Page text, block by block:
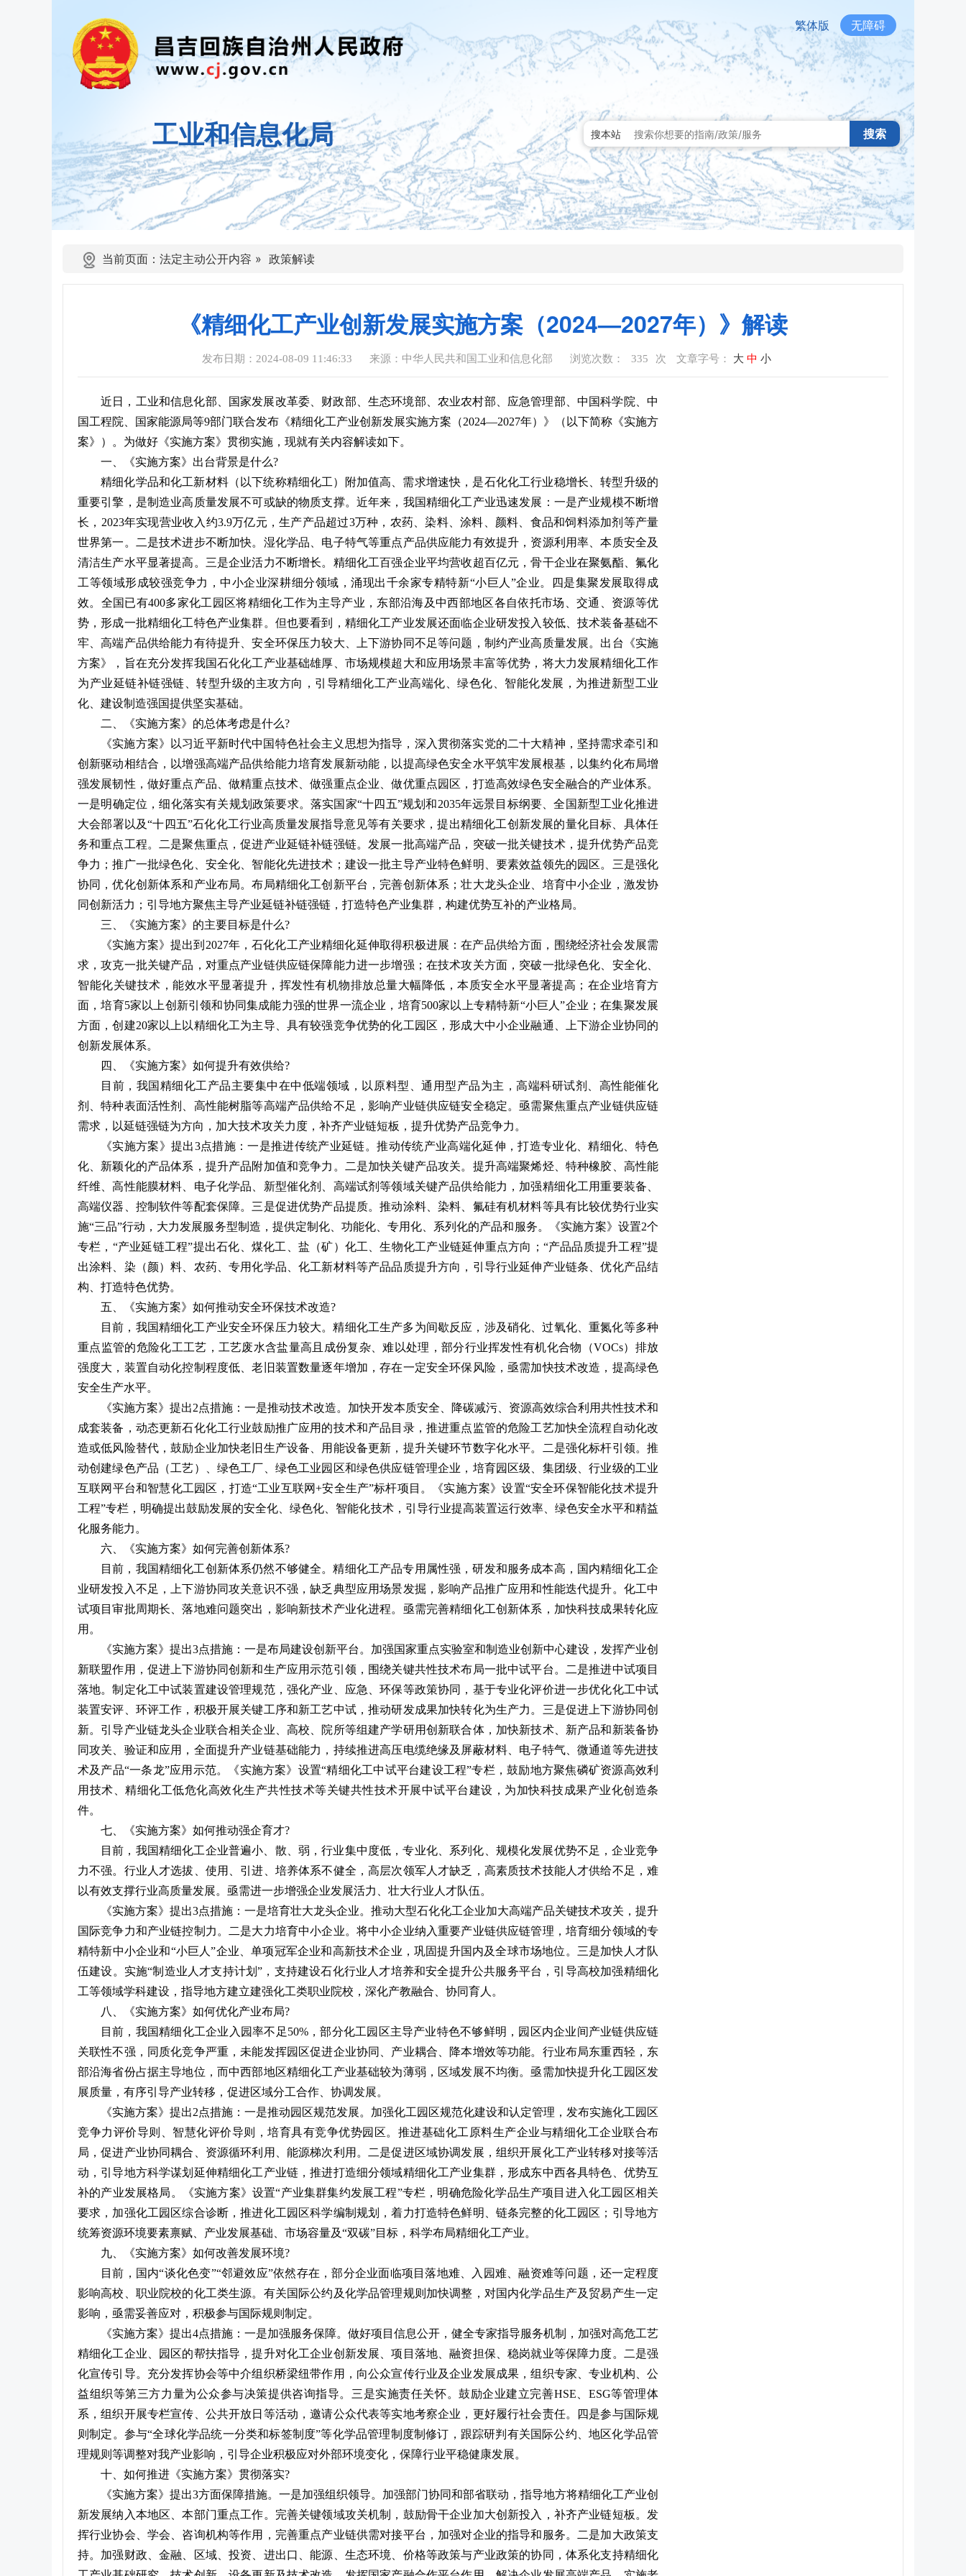
繁体版 无障碍
工业和信息化局 搜本站 搜索
当前页面： 法定主动公开内容 » 政策解读
《精细化工产业创新发展实施方案（2024—2027年）》解读
发布日期：2024-08-09 11:46:33 来源：中华人民共和国工业和信息化部 浏览次数： 335 次 文章字号： 大 中 小
近日，工业和信息化部、国家发展改革委、财政部、生态环境部、农业农村部、应急管理部、中国科学院、中
国工程院、国家能源局等9部门联合发布《精细化工产业创新发展实施方案（2024—2027年）》（以下简称《实施方
案》）。为做好《实施方案》贯彻实施，现就有关内容解读如下。
一、《实施方案》出台背景是什么?
精细化学品和化工新材料（以下统称精细化工）附加值高、需求增速快，是石化化工行业稳增长、转型升级的
重要引擎，是制造业高质量发展不可或缺的物质支撑。近年来，我国精细化工产业迅速发展：一是产业规模不断增
长，2023年实现营业收入约3.9万亿元，生产产品超过3万种，农药、染料、涂料、颜料、食品和饲料添加剂等产量
世界第一。二是技术进步不断加快。湿化学品、电子特气等重点产品供应能力有效提升，资源利用率、本质安全及
清洁生产水平显著提高。三是企业活力不断增长。精细化工百强企业平均营收超百亿元，骨干企业在聚氨酯、氟化
工等领域形成较强竞争力，中小企业深耕细分领域，涌现出千余家专精特新“小巨人”企业。四是集聚发展取得成
效。全国已有400多家化工园区将精细化工作为主导产业，东部沿海及中西部地区各自依托市场、交通、资源等优
势，形成一批精细化工特色产业集群。但也要看到，精细化工产业发展还面临企业研发投入较低、技术装备基础不
牢、高端产品供给能力有待提升、安全环保压力较大、上下游协同不足等问题，制约产业高质量发展。出台《实施
方案》，旨在充分发挥我国石化化工产业基础雄厚、市场规模超大和应用场景丰富等优势，将大力发展精细化工作
为产业延链补链强链、转型升级的主攻方向，引导精细化工产业高端化、绿色化、智能化发展，为推进新型工业
化、建设制造强国提供坚实基础。
二、《实施方案》的总体考虑是什么?
《实施方案》以习近平新时代中国特色社会主义思想为指导，深入贯彻落实党的二十大精神，坚持需求牵引和
创新驱动相结合，以增强高端产品供给能力培育发展新动能，以提高绿色安全水平筑牢发展根基，以集约化布局增
强发展韧性，做好重点产品、做精重点技术、做强重点企业、做优重点园区，打造高效绿色安全融合的产业体系。
一是明确定位，细化落实有关规划政策要求。落实国家“十四五”规划和2035年远景目标纲要、全国新型工业化推进
大会部署以及“十四五”石化化工行业高质量发展指导意见等有关要求，提出精细化工创新发展的量化目标、具体任
务和重点工程。二是聚焦重点，促进产业延链补链强链。发展一批高端产品，突破一批关键技术，提升优势产品竞
争力；推广一批绿色化、安全化、智能化先进技术；建设一批主导产业特色鲜明、要素效益领先的园区。三是强化
协同，优化创新体系和产业布局。布局精细化工创新平台，完善创新体系；壮大龙头企业、培育中小企业，激发协
同创新活力；引导地方聚焦主导产业延链补链强链，打造特色产业集群，构建优势互补的产业格局。
三、《实施方案》的主要目标是什么?
《实施方案》提出到2027年，石化化工产业精细化延伸取得积极进展：在产品供给方面，围绕经济社会发展需
求，攻克一批关键产品，对重点产业链供应链保障能力进一步增强；在技术攻关方面，突破一批绿色化、安全化、
智能化关键技术，能效水平显著提升，挥发性有机物排放总量大幅降低，本质安全水平显著提高；在企业培育方
面，培育5家以上创新引领和协同集成能力强的世界一流企业，培育500家以上专精特新“小巨人”企业；在集聚发展
方面，创建20家以上以精细化工为主导、具有较强竞争优势的化工园区，形成大中小企业融通、上下游企业协同的
创新发展体系。
四、《实施方案》如何提升有效供给?
目前，我国精细化工产品主要集中在中低端领域，以原料型、通用型产品为主，高端科研试剂、高性能催化
剂、特种表面活性剂、高性能树脂等高端产品供给不足，影响产业链供应链安全稳定。亟需聚焦重点产业链供应链
需求，以延链强链为方向，加大技术攻关力度，补齐产业链短板，提升优势产品竞争力。
《实施方案》提出3点措施：一是推进传统产业延链。推动传统产业高端化延伸，打造专业化、精细化、特色
化、新颖化的产品体系，提升产品附加值和竞争力。二是加快关键产品攻关。提升高端聚烯烃、特种橡胶、高性能
纤维、高性能膜材料、电子化学品、新型催化剂、高端试剂等领域关键产品供给能力，加强精细化工用重要装备、
高端仪器、控制软件等配套保障。三是促进优势产品提质。推动涂料、染料、氟硅有机材料等具有比较优势行业实
施“三品”行动，大力发展服务型制造，提供定制化、功能化、专用化、系列化的产品和服务。《实施方案》设置2个
专栏，“产业延链工程”提出石化、煤化工、盐（矿）化工、生物化工产业链延伸重点方向；“产品品质提升工程”提
出涂料、染（颜）料、农药、专用化学品、化工新材料等产品品质提升方向，引导行业延伸产业链条、优化产品结
构、打造特色优势。
五、《实施方案》如何推动安全环保技术改造?
目前，我国精细化工产业安全环保压力较大。精细化工生产多为间歇反应，涉及硝化、过氧化、重氮化等多种
重点监管的危险化工工艺，工艺废水含盐量高且成份复杂、难以处理，部分行业挥发性有机化合物（VOCs）排放
强度大，装置自动化控制程度低、老旧装置数量逐年增加，存在一定安全环保风险，亟需加快技术改造，提高绿色
安全生产水平。
《实施方案》提出2点措施：一是推动技术改造。加快开发本质安全、降碳减污、资源高效综合利用共性技术和
成套装备，动态更新石化化工行业鼓励推广应用的技术和产品目录，推进重点监管的危险工艺加快全流程自动化改
造或低风险替代，鼓励企业加快老旧生产设备、用能设备更新，提升关键环节数字化水平。二是强化标杆引领。推
动创建绿色产品（工艺）、绿色工厂、绿色工业园区和绿色供应链管理企业，培育园区级、集团级、行业级的工业
互联网平台和智慧化工园区，打造“工业互联网+安全生产”标杆项目。《实施方案》设置“安全环保智能化技术提升
工程”专栏，明确提出鼓励发展的安全化、绿色化、智能化技术，引导行业提高装置运行效率、绿色安全水平和精益
化服务能力。
六、《实施方案》如何完善创新体系?
目前，我国精细化工创新体系仍然不够健全。精细化工产品专用属性强，研发和服务成本高，国内精细化工企
业研发投入不足，上下游协同攻关意识不强，缺乏典型应用场景发掘，影响产品推广应用和性能迭代提升。化工中
试项目审批周期长、落地难问题突出，影响新技术产业化进程。亟需完善精细化工创新体系，加快科技成果转化应
用。
《实施方案》提出3点措施：一是布局建设创新平台。加强国家重点实验室和制造业创新中心建设，发挥产业创
新联盟作用，促进上下游协同创新和生产应用示范引领，围绕关键共性技术布局一批中试平台。二是推进中试项目
落地。制定化工中试装置建设管理规范，强化产业、应急、环保等政策协同，基于专业化评价进一步优化化工中试
装置安评、环评工作，积极开展关键工序和新工艺中试，推动研发成果加快转化为生产力。三是促进上下游协同创
新。引导产业链龙头企业联合相关企业、高校、院所等组建产学研用创新联合体，加快新技术、新产品和新装备协
同攻关、验证和应用，全面提升产业链基础能力，持续推进高压电缆绝缘及屏蔽材料、电子特气、微通道等先进技
术及产品“一条龙”应用示范。《实施方案》设置“精细化工中试平台建设工程”专栏，鼓励地方聚焦磷矿资源高效利
用技术、精细化工低危化高效化生产共性技术等关键共性技术开展中试平台建设，为加快科技成果产业化创造条
件。
七、《实施方案》如何推动强企育才?
目前，我国精细化工企业普遍小、散、弱，行业集中度低，专业化、系列化、规模化发展优势不足，企业竞争
力不强。行业人才选拔、使用、引进、培养体系不健全，高层次领军人才缺乏，高素质技术技能人才供给不足，难
以有效支撑行业高质量发展。亟需进一步增强企业发展活力、壮大行业人才队伍。
《实施方案》提出3点措施：一是培育壮大龙头企业。推动大型石化化工企业加大高端产品关键技术攻关，提升
国际竞争力和产业链控制力。二是大力培育中小企业。将中小企业纳入重要产业链供应链管理，培育细分领域的专
精特新中小企业和“小巨人”企业、单项冠军企业和高新技术企业，巩固提升国内及全球市场地位。三是加快人才队
伍建设。实施“制造业人才支持计划”，支持建设石化行业人才培养和安全提升公共服务平台，引导高校加强精细化
工等领域学科建设，指导地方建立建强化工类职业院校，深化产教融合、协同育人。
八、《实施方案》如何优化产业布局?
目前，我国精细化工企业入园率不足50%，部分化工园区主导产业特色不够鲜明，园区内企业间产业链供应链
关联性不强，同质化竞争严重，未能发挥园区促进企业协同、产业耦合、降本增效等功能。行业布局东重西轻，东
部沿海省份占据主导地位，而中西部地区精细化工产业基础较为薄弱，区域发展不均衡。亟需加快提升化工园区发
展质量，有序引导产业转移，促进区域分工合作、协调发展。
《实施方案》提出2点措施：一是推动园区规范发展。加强化工园区规范化建设和认定管理，发布实施化工园区
竞争力评价导则、智慧化评价导则，培育具有竞争优势园区。推进基础化工原料生产企业与精细化工企业联合布
局，促进产业协同耦合、资源循环利用、能源梯次利用。二是促进区域协调发展，组织开展化工产业转移对接等活
动，引导地方科学谋划延伸精细化工产业链，推进打造细分领域精细化工产业集群，形成东中西各具特色、优势互
补的产业发展格局。《实施方案》设置“产业集群集约发展工程”专栏，明确危险化学品生产项目进入化工园区相关
要求，加强化工园区综合诊断，推进化工园区科学编制规划，着力打造特色鲜明、链条完整的化工园区；引导地方
统筹资源环境要素禀赋、产业发展基础、市场容量及“双碳”目标，科学布局精细化工产业。
九、《实施方案》如何改善发展环境?
目前，国内“谈化色变”“邻避效应”依然存在，部分企业面临项目落地难、入园难、融资难等问题，还一定程度
影响高校、职业院校的化工类生源。有关国际公约及化学品管理规则加快调整，对国内化学品生产及贸易产生一定
影响，亟需妥善应对，积极参与国际规则制定。
《实施方案》提出4点措施：一是加强服务保障。做好项目信息公开，健全专家指导服务机制，加强对高危工艺
精细化工企业、园区的帮扶指导，提升对化工企业创新发展、项目落地、融资担保、稳岗就业等保障力度。二是强
化宣传引导。充分发挥协会等中介组织桥梁纽带作用，向公众宣传行业及企业发展成果，组织专家、专业机构、公
益组织等第三方力量为公众参与决策提供咨询指导。三是实施责任关怀。鼓励企业建立完善HSE、ESG等管理体
系，组织开展专栏宣传、公共开放日等活动，邀请公众代表等实地考察企业，更好履行社会责任。四是参与国际规
则制定。参与“全球化学品统一分类和标签制度”等化学品管理制度制修订，跟踪研判有关国际公约、地区化学品管
理规则等调整对我产业影响，引导企业积极应对外部环境变化，保障行业平稳健康发展。
十、如何推进《实施方案》贯彻落实?
《实施方案》提出3方面保障措施。一是加强组织领导。加强部门协同和部省联动，指导地方将精细化工产业创
新发展纳入本地区、本部门重点工作。完善关键领域攻关机制，鼓励骨干企业加大创新投入，补齐产业链短板。发
挥行业协会、学会、咨询机构等作用，完善重点产业链供需对接平台，加强对企业的指导和服务。二是加大政策支
持。加强财政、金融、区域、投资、进出口、能源、生态环境、价格等政策与产业政策的协同，体系化支持精细化